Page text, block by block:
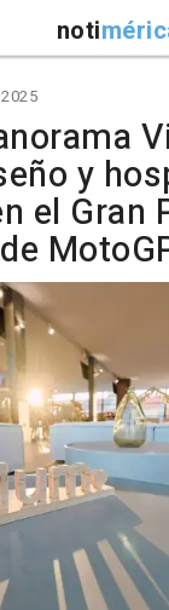
noti
2025
y
el Gran